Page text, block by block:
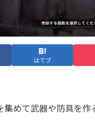
はてブ
集めて武器や防具を